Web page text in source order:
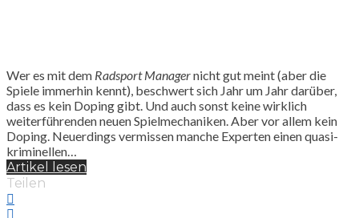
Wer es mit dem Radsport Managernicht gut meint (aber die
Spiele immerhin kennt), beschwert sich Jahr um Jahr darüber,
dass es kein Doping gibt. Und auch sonst keine wirklich
weiterführenden neuen Spielmechaniken. Aber vor allem kein
Doping. Neuerdings vermissen manche Experten einen quasi-
kriminellen…
Artikel lesen
Teilen